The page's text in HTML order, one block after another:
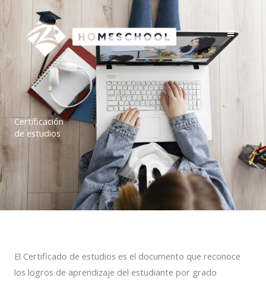
al
contenido
Certificación
de estudios
El Certificado de estudios es el documento que reconoce
los logros de aprendizaje del estudiante por grado